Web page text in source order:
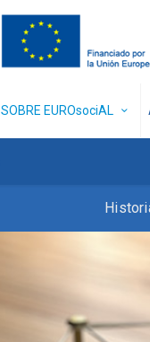
SOBRE EUROsociAL